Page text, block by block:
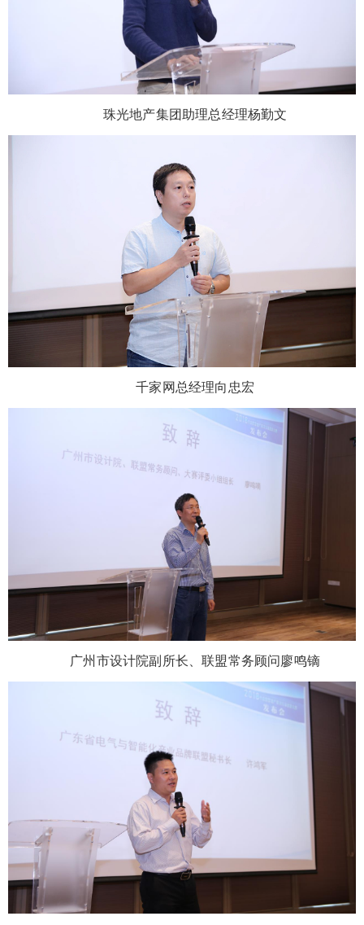
珠光地产集团助理总经理杨勤文
千家网总经理向忠宏
广州市设计院副所长、联盟常务顾问廖鸣镝